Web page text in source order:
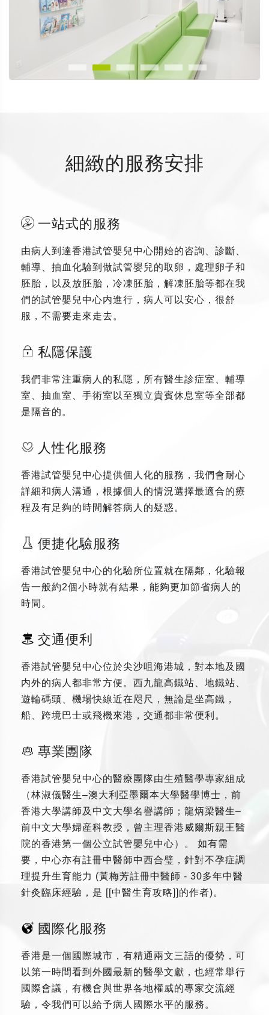
細緻的服務安排
一站式的服務
由病人到達香港試管嬰兒中心開始的咨詢、診斷、
輔導、抽血化驗到做試管嬰兒的取卵，處理卵子和
胚胎，以及放胚胎，冷凍胚胎，解凍胚胎等都在我
們的試管嬰兒中心内進行，病人可以安心，很舒
服，不需要走來走去。
私隱保護
我們非常注重病人的私隱，所有醫生診症室、輔導
室、抽血室、手術室以至獨立貴賓休息室等全部都
是隔音的。
人性化服務
香港試管嬰兒中心提供個人化的服務，我們會耐心
詳細和病人溝通，根據個人的情況選擇最適合的療
程及有足夠的時間解答病人的疑惑。
便捷化驗服務
香港試管嬰兒中心的化驗所位置就在隔鄰，化驗報
告一般約2個小時就有結果，能夠更加節省病人的
時間。
交通便利
香港試管嬰兒中心位於尖沙咀海港城，對本地及國
内外的病人都非常方便。西九龍高鐵站、地鐵站、
遊輪碼頭、機場快線近在咫尺，無論是坐高鐵，
船、跨境巴士或飛機來港，交通都非常便利。
專業團隊
香港試管嬰兒中心的醫療團隊由生殖醫學專家組成
（林淑儀醫生–澳大利亞墨爾本大學醫學博士，前
香港大學講師及中文大學名譽講師；龍炳梁醫生–
前中文大學婦産科教授，曾主理香港威爾斯親王醫
院的香港第一個公立試管嬰兒中心）。 如有需
要，中心亦有註冊中醫師中西合璧，針對不孕症調
理提升生育能力 (黃梅芳註冊中醫師 - 30多年中醫
針灸臨床經驗，是 [[中醫生育攻略]]的作者)。
國際化服務
香港是一個國際城市，有精通兩文三語的優勢，可
以第一時間看到外國最新的醫學文獻，也經常舉行
國際會議，有機會與世界各地權威的專家交流經
驗，令我們可以給予病人國際水平的服務。